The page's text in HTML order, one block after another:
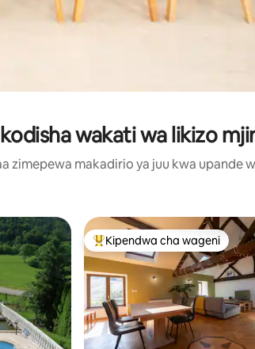
wakati wa likizo
zimepewa makadirio ya juu kwa upande
Kipendwa maarufu cha wageni
Kipendwa cha wageni